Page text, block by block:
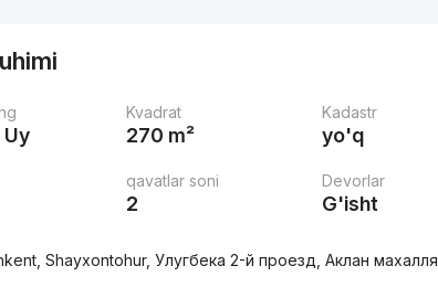
Uy
Kvadrat
270 m²
Kadastr
yo'q
qavatlar soni
2
Devorlar
G'isht
Shayxontohur, Улугбека 2-й проезд, Аклан махалля